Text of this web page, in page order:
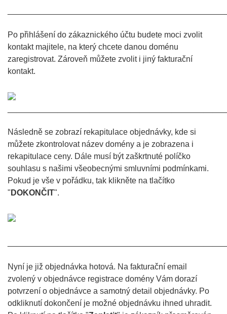
Po přihlášení do zákaznického účtu budete moci zvolit
kontakt majitele, na který chcete danou doménu
zaregistrovat. Zároveň můžete zvolit i jiný fakturační
kontakt.
Následně se zobrazí rekapitulace objednávky, kde si
můžete zkontrolovat název domény a je zobrazena i
rekapitulace ceny. Dále musí být zaškrtnuté políčko
souhlasu s našimi všeobecnými smluvními podmínkami.
Pokud je vše v pořádku, tak klikněte na tlačítko
" DOKONČIT".
Nyní je již objednávka hotová. Na fakturační email
zvolený v objednávce registrace domény Vám dorazí
potvrzení o objednávce a samotný detail objednávky. Po
odkliknutí dokončení je možné objednávku ihned uhradit.